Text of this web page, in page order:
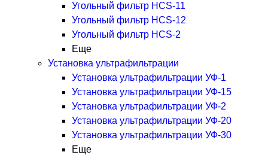
Угольный фильтр HСS-11
Угольный фильтр HСS-12
Угольный фильтр HСS-2
Еще
Установка ультрафильтрации
Установка ультрафильтрации УФ-1
Установка ультрафильтрации УФ-15
Установка ультрафильтрации УФ-2
Установка ультрафильтрации УФ-20
Установка ультрафильтрации УФ-30
Еще